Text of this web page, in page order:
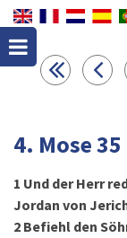
4. Mose 35
1 Und der Herr
Jordan von
2 Befiehl den